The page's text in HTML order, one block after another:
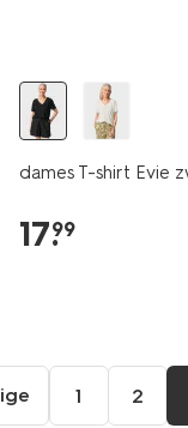
dames T-shirt Evie
17.
99
1 2